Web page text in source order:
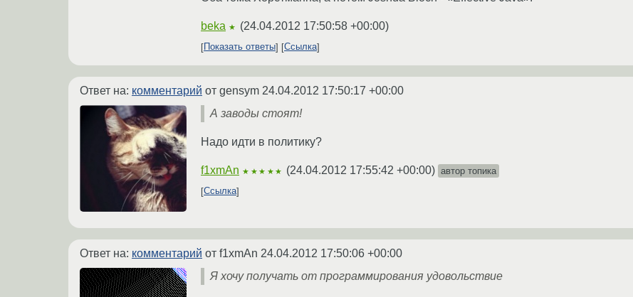
beka ★ (24.04.2012 17:50:58 +00:00)
Показать ответы Ссылка
Ответ на: комментарий от gensym 24.04.2012 17:50:17 +00:00
А заводы стоят!
Надо идти в политику?
f1xmAn ★★★★★ (24.04.2012 17:55:42 +00:00) автор топика
Ссылка
Ответ на: комментарий от f1xmAn 24.04.2012 17:50:06 +00:00
Я хочу получать от программирования удовольствие